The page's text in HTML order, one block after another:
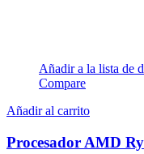
Añadir a la lista de
Compare
Añadir al carrito
Procesador AMD